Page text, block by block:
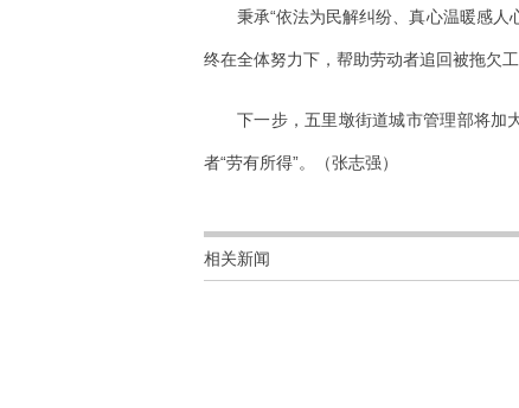
秉承“依法为民解纠纷、真心温暖感
终在全体努力下，帮助劳动者追回被拖欠
下一步，五里墩街道城市管理部将加
者“劳有所得”。（张志强）
相关新闻